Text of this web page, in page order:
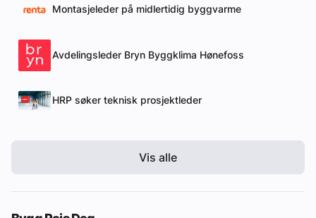
Montasjeleder på midlertidig byggvarme
Avdelingsleder Bryn Byggklima Hønefoss
HRP søker teknisk prosjektleder
Vis alle